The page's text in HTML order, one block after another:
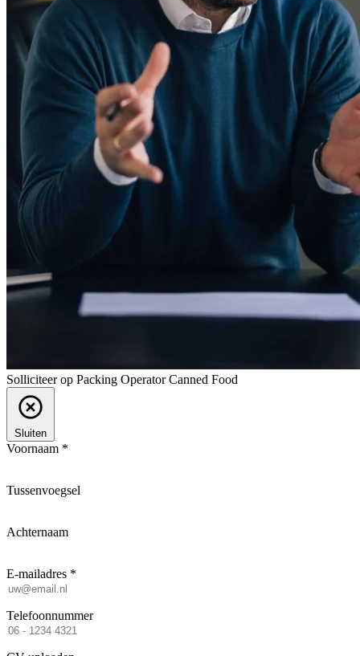
Solliciteer op Packing Operator Canned Food
Sluiten
Voornaam *
Tussenvoegsel
Achternaam
E-mailadres *
Telefoonnummer